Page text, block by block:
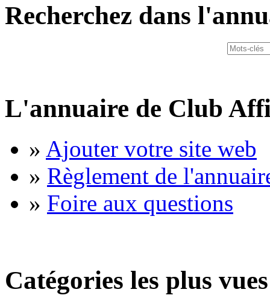
Recherchez dans
L'annuaire de Club
» Ajouter votre site web
» Règlement de
» Foire aux questions
Catégories les plus vues